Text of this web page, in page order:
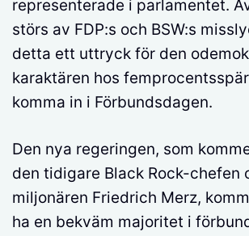
representerade i parlamentet.
störs av FDP:s och BSW:s
detta ett uttryck för den
karaktären hos
komma in i Förbundsdagen.
Den nya regeringen, som
den tidigare Black Rock-chefen
miljonären Friedrich Merz,
ha en bekväm majoritet i